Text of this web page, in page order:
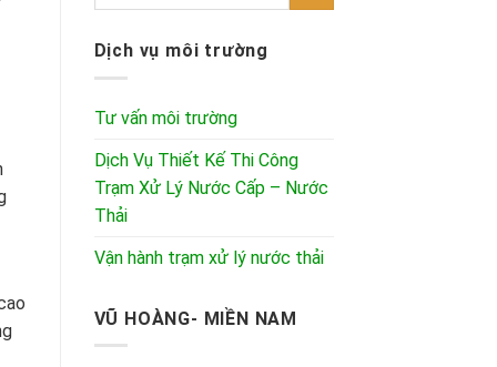
Dịch vụ môi trường
Tư vấn môi trường
Dịch Vụ Thiết Kế Thi Công
Trạm Xử Lý Nước Cấp – Nước
Thải
Vận hành trạm xử lý nước thải
VŨ HOÀNG- MIỀN NAM